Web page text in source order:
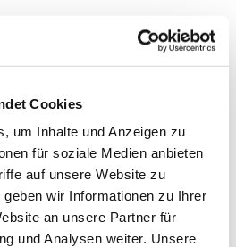
Cookies
um Inhalte und Anzeigen zu
für soziale Medien anbieten
auf unsere Website zu
wir Informationen zu Ihrer
an unsere Partner für
und Analysen weiter. Unsere